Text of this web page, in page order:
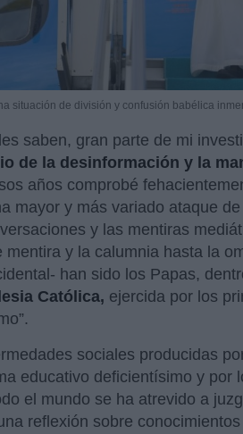
situación de división y confusión babélica
saben, gran parte de mi
de la desinformación y la
años comprobé
mayor y más variado ataque
y las mentiras
mentira y la calumnia hasta la
han sido los Papas,
Católica, ejercida por los
sociales producidas
educativo deficientísimo y por
el mundo se ha atrevido a
reflexión sobre